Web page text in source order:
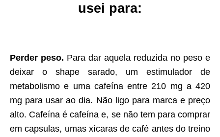
usei para:
Perder peso. Para dar aquela reduzida no peso e
deixar o shape sarado, um estimulador de
metabolismo e uma cafeína entre 210 mg a 420
mg para usar ao dia. Não ligo para marca e preço
alto. Cafeína é cafeína e, se não tem para comprar
em capsulas, umas xícaras de café antes do treino